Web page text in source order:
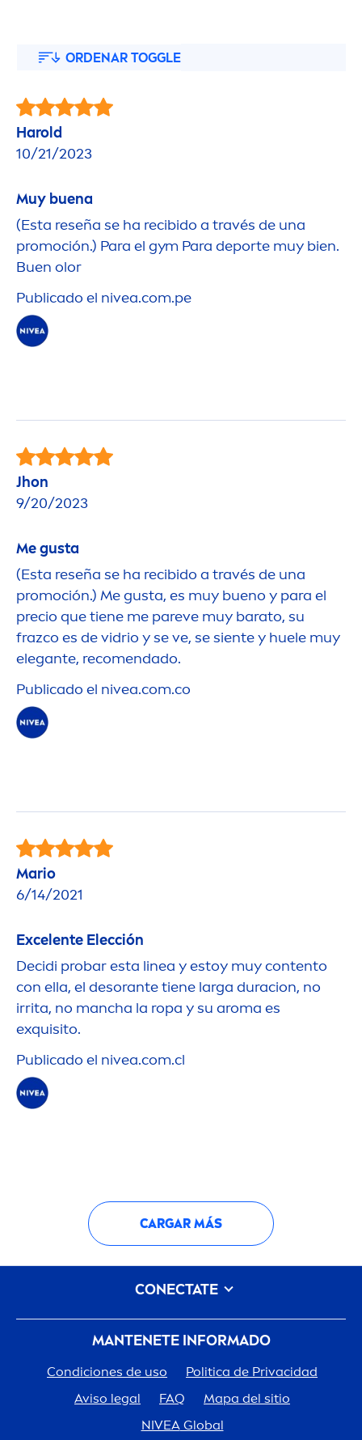
ORDENAR TOGGLE
Harold
10/21/2023
Muy buena
(Esta reseña se ha recibido a través de una
promoción.) Para el gym Para deporte muy bien.
Buen olor
Publicado el nivea.com.pe
Jhon
9/20/2023
Me gusta
(Esta reseña se ha recibido a través de una
promoción.) Me gusta, es muy bueno y para el
precio que tiene me pareve muy barato, su
frazco es de vidrio y se ve, se siente y huele muy
elegante, recomendado.
Publicado el nivea.com.co
Mario
6/14/2021
Excelente Elección
Decidi probar esta linea y estoy muy contento
con ella, el desorante tiene larga duracion, no
irrita, no mancha la ropa y su aroma es
exquisito.
Publicado el nivea.com.cl
CARGAR MÁS
MANTENETE INFORMADO
Condiciones de uso
Politica de Privacidad
Aviso legal
FAQ
Mapa del sitio
NIVEAGlobal
CONECTATE